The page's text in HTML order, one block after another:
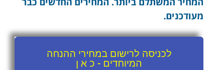
מעודכנים.
לכניסה לרישום במחירי ההנחה
המיוחדים - כ א ן